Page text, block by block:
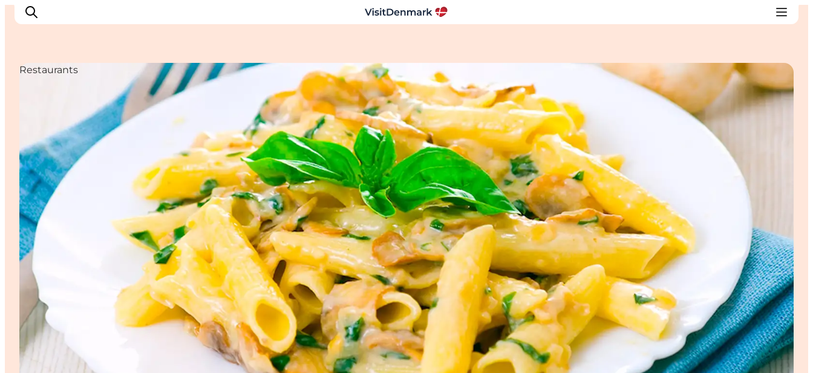
Destinations
Quoi faire
Hébergements
Planifiez votre voyage
Restaurants